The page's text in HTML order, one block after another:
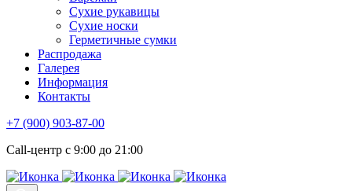
Сухие рукавицы
Сухие носки
Герметичные сумки
Распродажа
Галерея
Информация
Контакты
+7 (900) 903-87-00
Call-центр с 9:00 до 21:00